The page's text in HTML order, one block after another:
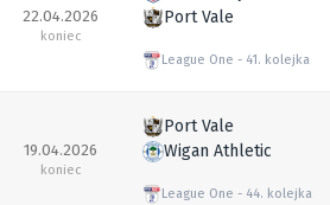
22.04.2026
koniec
Port Vale
League One 41. kolejka
19.04.2026
koniec
Port Vale
Wigan Athletic
League One 44. kolejka